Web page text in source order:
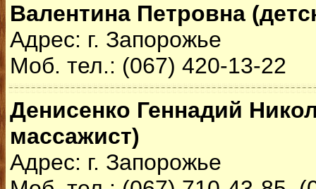
Валентина Петровна
Адрес: г. Запорожье
Моб. тел.: (067) 420-13-22
Денисенко Геннадий
массажист)
Адрес: г. Запорожье